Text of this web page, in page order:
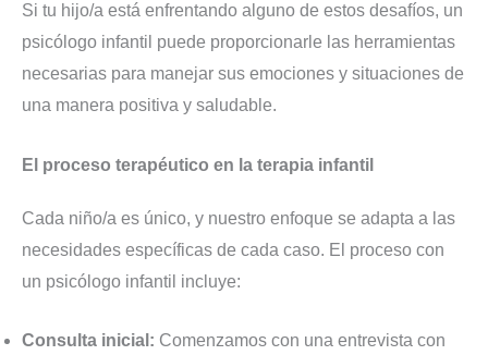
Si tu hijo/a está enfrentando alguno de estos desafíos, un
psicólogo infantil puede proporcionarle las herramientas
necesarias para manejar sus emociones y situaciones de
una manera positiva y saludable.
El proceso terapéutico en la terapia infantil
Cada niño/a es único, y nuestro enfoque se adapta a las
necesidades específicas de cada caso. El proceso con
un psicólogo infantil incluye:
Consulta inicial: Comenzamos con una entrevista con